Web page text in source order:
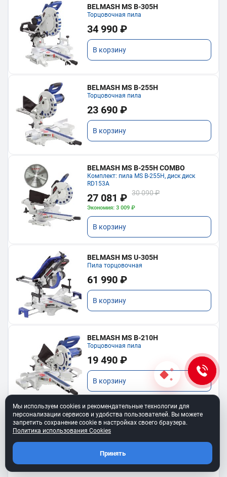
BELMASH MS B-305H
Торцовочная пила
34 990 ₽
В корзину
BELMASH MS B-255H
Торцовочная пила
23 690 ₽
В корзину
BELMASH MS B-255H COMBO
Комплект: пила MS B-255H, диск диск
RD153A
27 081 ₽ 30 090 ₽
Экономия: 3 009 ₽
В корзину
BELMASH MS U-305H
Пила торцовочная
61 990 ₽
В корзину
BELMASH MS B-210H
Торцовочная пила
19 490 ₽
В корзину
Мы используем cookies и рекомендательные технологии для
персонализации сервисов и удобства пользователей. Вы можете
запретить сохранение cookie в настройках своего браузера.
Политика использования Cookies
Принять